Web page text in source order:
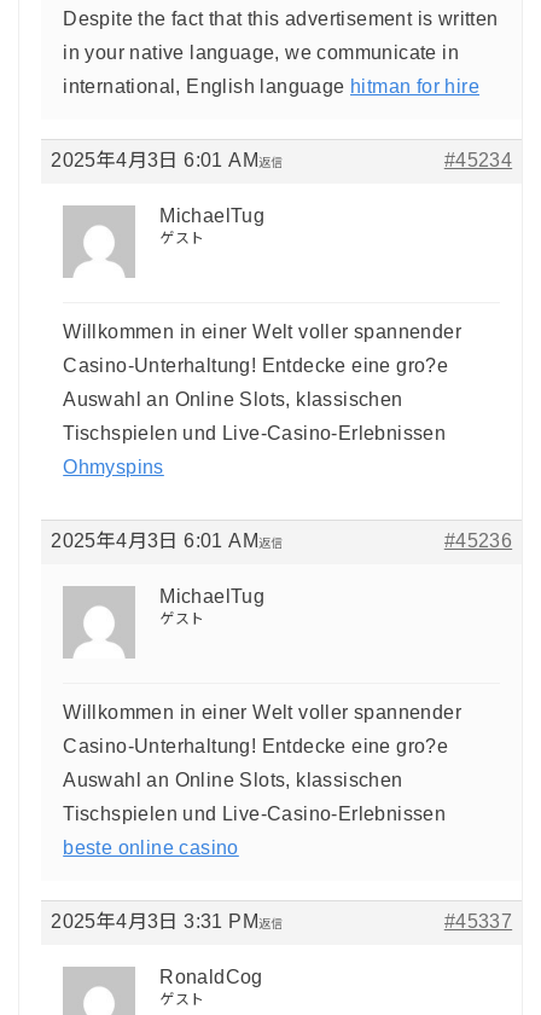
Despite the fact that this advertisement is written
in your native language, we communicate in
international, English language hitman for hire
2025年4月3日 6:01 AM #45234
返信
MichaelTug
ゲスト
Willkommen in einer Welt voller spannender
Casino-Unterhaltung! Entdecke eine gro?e
Auswahl an Online Slots, klassischen
Tischspielen und Live-Casino-Erlebnissen
Ohmyspins
2025年4月3日 6:01 AM #45236
返信
MichaelTug
ゲスト
Willkommen in einer Welt voller spannender
Casino-Unterhaltung! Entdecke eine gro?e
Auswahl an Online Slots, klassischen
Tischspielen und Live-Casino-Erlebnissen
beste online casino
2025年4月3日 3:31 PM #45337
返信
RonaldCog
ゲスト